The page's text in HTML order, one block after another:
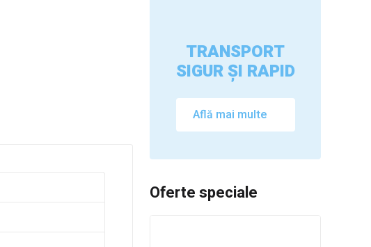
TRANSPORT
SIGUR ȘI RAPID
Află mai multe
Oferte speciale